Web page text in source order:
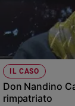
IL CASO
Don Nandino
rimpatriato